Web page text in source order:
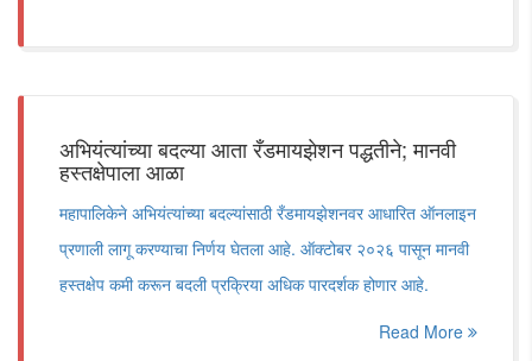
अभियंत्यांच्या बदल्या आता रँडमायझेशन पद्धतीने; मानवी
हस्तक्षेपाला आळा
महापालिकेने अभियंत्यांच्या बदल्यांसाठी रँडमायझेशनवर आधारित ऑनलाइन
प्रणाली लागू करण्याचा निर्णय घेतला आहे. ऑक्टोबर २०२६ पासून मानवी
हस्तक्षेप कमी करून बदली प्रक्रिया अधिक पारदर्शक होणार आहे.
Read More